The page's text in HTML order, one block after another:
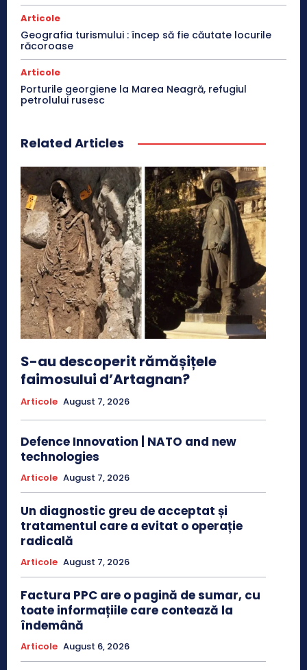
Articole
Geografia turismului : încep să fie căutate locurile
răcoroase
Articole
Porturile georgiene la Marea Neagră, refugiul
petrolului rusesc
Related Articles
S-au descoperit rămășițele
faimosului d’Artagnan?
Articole August 7, 2026
Defence Innovation | NATO and new
technologies
Articole August 7, 2026
Un diagnostic greu de acceptat și
tratamentul care a evitat o operație
radicală
Articole August 7, 2026
Factura PPC are o pagină de sumar, cu
toate informațiile care contează la
îndemână
Articole August 6, 2026